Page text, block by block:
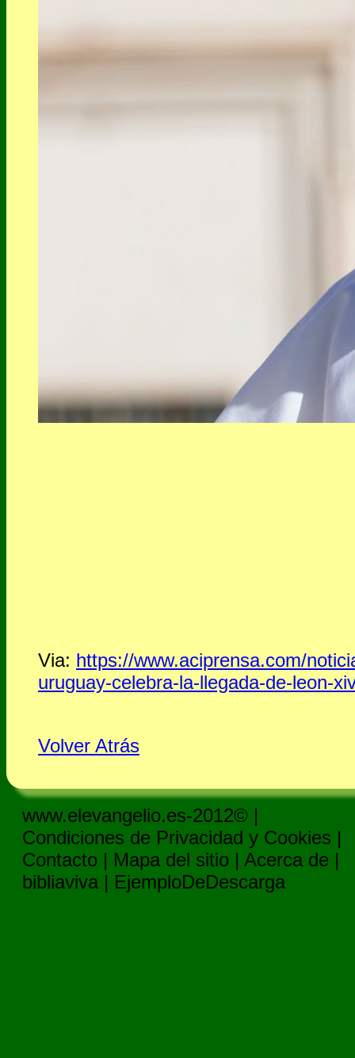
Via: https://www.aciprensa.com/
uruguay-celebra-la-llegada-de-leon-
Volver Atrás
www.elevangelio.es-2012© |
Condiciones de Privacidad y Cookies |
Contacto | Mapa del sitio | Acerca de |
bibliaviva | EjemploDeDescarga